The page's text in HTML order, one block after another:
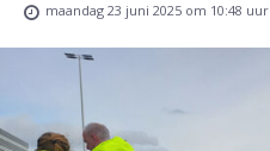
maandag 23 juni 2025 om 10:48 uur